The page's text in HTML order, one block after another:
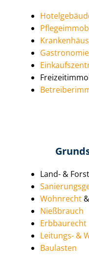
Land- &
Wohnrecht&
Nießbrauch
Erbbaurecht
Leitungs- &
Baulasten